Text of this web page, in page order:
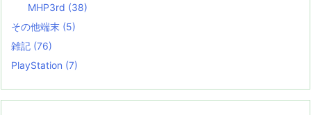
MHP3rd (38)
その他端末 (5)
雑記 (76)
PlayStation (7)